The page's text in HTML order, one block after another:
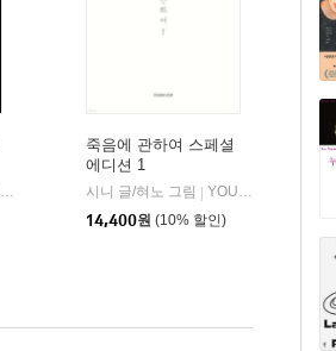
죽음에 관하여 스페셜
에디션 1
시니 글/혀노 그림
YOUNGCOM(영컴)
14,400원 (10% 할인)